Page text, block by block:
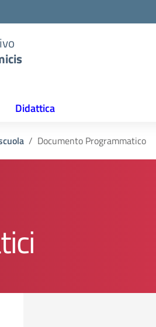
Didattica
Documento Programmatico